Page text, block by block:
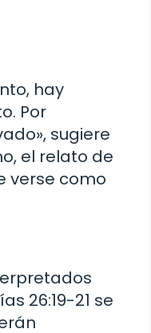
hay
Por
sugiere
el relato de
verse como
26:19-21 se